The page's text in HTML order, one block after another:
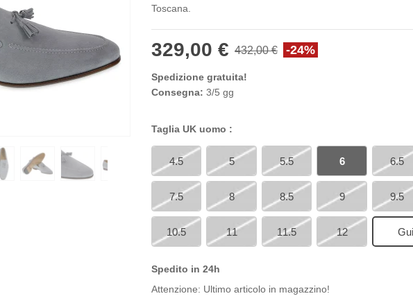
Toscana.
329,00 € 432,00 € -24%
Spedizione gratuita!
Consegna: 3/5 gg
Taglia UK uomo :
4.5 5 5.5 6 6.5
7.5 8 8.5 9 9.5
10.5 11 11.5 12
Spedito in 24h
Attenzione: Ultimo articolo in magazzino!